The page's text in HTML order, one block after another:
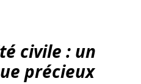
civile : un
précieux